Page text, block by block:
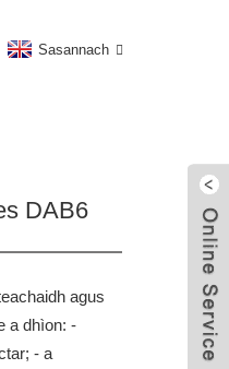
Sasannach
DAB6
agus
a dhìon: -
- a